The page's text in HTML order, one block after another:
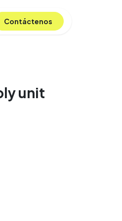
C​​​​ont​​​​áct​​​​​​en​​​​​​os
unit